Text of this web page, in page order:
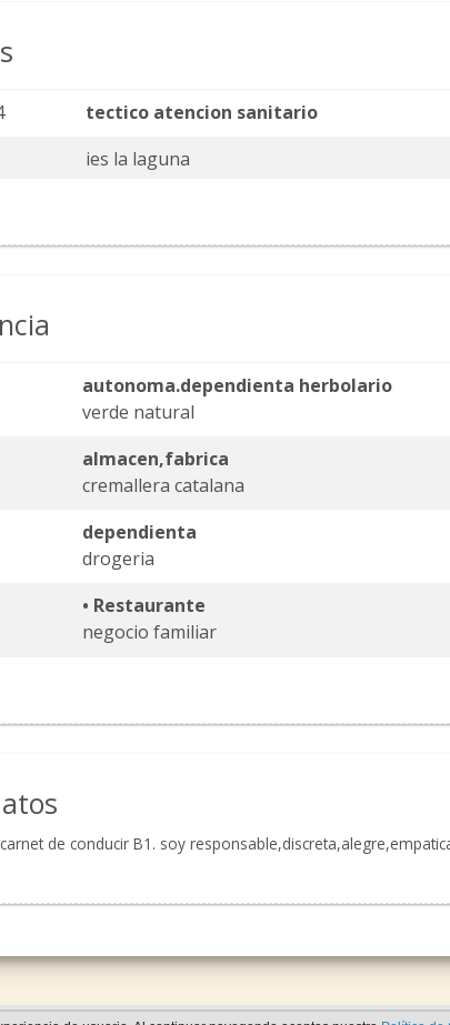
tectico atencion sanitario
ies la laguna
autonoma.dependienta herbolario
verde natural
almacen,fabrica
cremallera catalana
dependienta
drogeria
• Restaurante
negocio familiar
de conducir B1. soy